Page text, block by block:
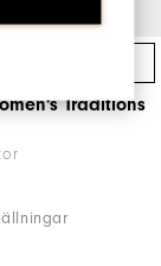
Traditions